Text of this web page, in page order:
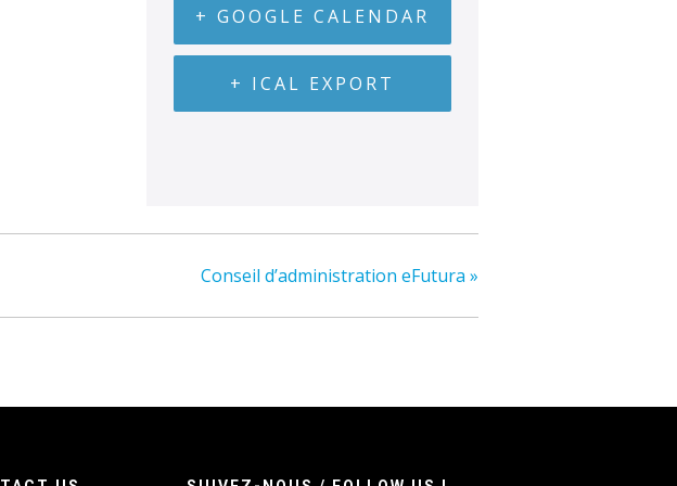
+ GOOGLE CALENDAR
+ ICAL EXPORT
Conseil d’administration eFutura »